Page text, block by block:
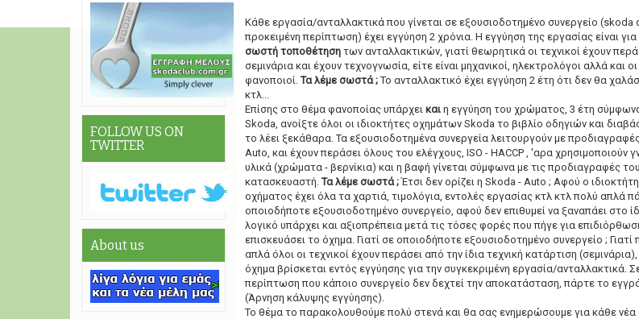
Κάθε εργασία/ανταλλακτικά που γίνεται σε εξουσιοδοτημένο συνεργείο (skoda
προκειμένη περίπτωση) έχει εγγύηση 2 χρόνια. Η εγγύηση της εργασίας είναι για
σωστή τοποθέτησητων ανταλλακτικών, γιατί θεωρητικά οι τεχνικοί έχουν
σεμινάρια και έχουν τεχνογνωσία, είτε είναι μηχανικοί, ηλεκτρολόγοι αλλά και οι
φανοποιοί.Τα λέμε σωστά ;Το ανταλλακτικό έχει εγγύηση 2 έτη ότι δεν θα
κτλ...
Επίσης στο θέμα φανοποίας υπάρχει καιη εγγύηση του χρώματος, 3 έτη
Skoda, ανοίξτε όλοι οι ιδιοκτήτες οχημάτων Skoda το βιβλίο οδηγιών και
το λέει ξεκάθαρα. Τα εξουσιοδοτημένα συνεργεία λειτουργούν με
Auto, και έχουν περάσει όλους του ελέγχους, ISO - HACCP , 'αρα χρησιμοποιούν
υλικά (χρώματα - βερνίκια) και η βαφή γίνεται σύμφωνα με τις προδιαγραφές του
κατασκευαστή.Τα λέμε σωστά ;Έτσι δεν ορίζει η Skoda - Auto ; Αφού ο
οχήματος έχει όλα τα χαρτιά, τιμολόγια, εντολές εργασίας κτλ κτλ πολύ απλά
οποιοδήποτε εξουσιοδοτημένο συνεργείο, αφού δεν επιθυμεί να ξαναπάει στο
λογικό υπάρχει και αξιοπρέπεια μετά τις τόσες φορές που πήγε για
επισκευάσει το όχημα. Γιατί σε οποιοδήποτε εξουσιοδοτημένο συνεργείο ; Γιατί
απλά όλοι οι τεχνικοί έχουν περάσει από την ίδια τεχνική κατάρτιση (σεμινάρια),
όχημα βρίσκεται εντός εγγύησης για την συγκεκριμένη εργασία/ανταλλακτικά.
περίπτωση που κάποιο συνεργείο δεν δεχτεί την αποκατάσταση, πάρτε το
(Άρνηση κάλυψης εγγύησης).
Το θέμα το παρακολουθούμε πολύ στενά και θα σας ενημερώσουμε για κάθε νέα
FOLLOW US ON
TWITTER
About us